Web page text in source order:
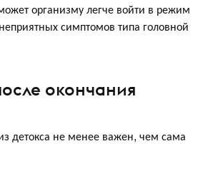
организму легче войти в режим
симптомов типа головной
окончания
детокса не менее важен, чем сама